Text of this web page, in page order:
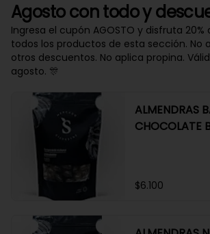
Agosto con todo y
Ingresa el cupón AGOSTO y disfruta
todos los productos de esta sección. No
otros descuentos. No aplica propina.
agosto. 🎊
ALMENDRAS
CHOCOLATE
$6.100